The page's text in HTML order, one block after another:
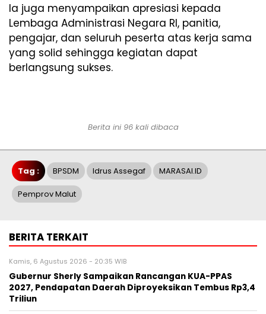
Ia juga menyampaikan apresiasi kepada
Lembaga Administrasi Negara RI, panitia,
pengajar, dan seluruh peserta atas kerja sama
yang solid sehingga kegiatan dapat
berlangsung sukses.
Berita ini 96 kali dibaca
Tag : BPSDM Idrus Assegaf MARASAI.ID
Pemprov Malut
BERITA TERKAIT
Kamis, 6 Agustus 2026 - 20:35 WIB
Gubernur Sherly Sampaikan Rancangan KUA-PPAS
2027, Pendapatan Daerah Diproyeksikan Tembus Rp3,4
Triliun